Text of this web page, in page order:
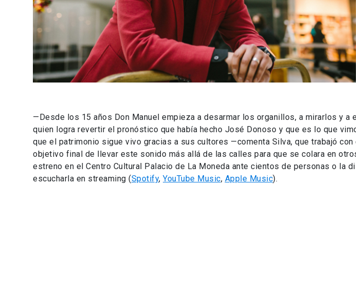
—Desde los 15 años Don Manuel empieza a desarmar los organillos, a mirarlos y a
quien logra revertir el pronóstico que había hecho José Donoso y que es lo que
que el patrimonio sigue vivo gracias a sus cultores —comenta Silva, que trabajó
objetivo final de llevar este sonido más allá de las calles para que se colara en
estreno en el Centro Cultural Palacio de La Moneda ante cientos de personas o la
escucharla en streaming (Spotify, YouTube Music, Apple Music).